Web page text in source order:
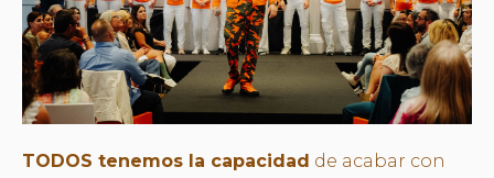
TODOS tenemos la capacidad de acabar con